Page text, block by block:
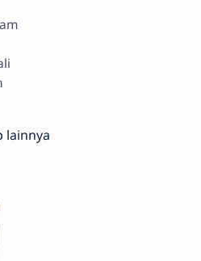
lainnya